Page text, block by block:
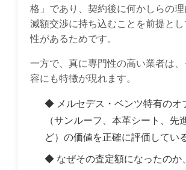
格」であり、契約後に何かしらの理
減額交渉に持ち込むことを前提と
性があるためです。
一方で、真に専門性の高い業者は
容にも特徴が現れます。
◆ メルセデス・ベンツ特有のオ
（サンルーフ、本革シート、先
ど）の価値を正確に評価してい
◆ なぜその査定額になったのか